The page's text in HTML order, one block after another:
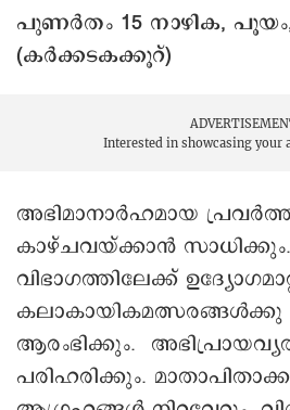
പുണർതം 15 നാഴിക,
(കർക്കടകക്കൂറ്)
Interested in showcasing your
അഭിമാനാര്‍ഹമായ
കാഴ്ചവയ്ക്കാന്‍
വിഭാഗത്തിലേക്ക്
കലാകായികമത്സരങ്ങള്‍ക്കു
ആരംഭിക്കും.
പരിഹരിക്കും.